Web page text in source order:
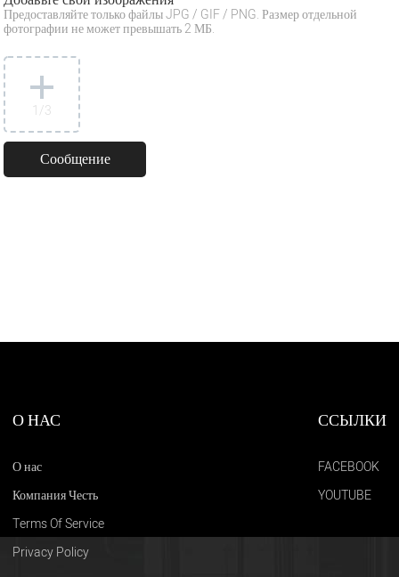
Предоставляйте только файлы JPG / GIF / PNG. Размер отдельной
фотографии не может превышать 2 МБ.
1/3
О НАС
О нас
Компания Честь
Terms Of Service
Privacy Policy
ССЫЛКИ
FACEBOOK
YOUTUBE